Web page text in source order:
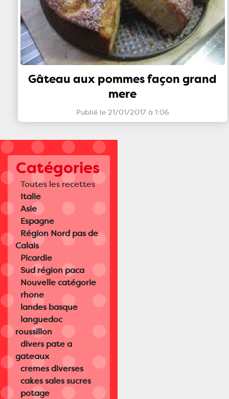
Catégories
Toutes les recettes
Italie
Asie
Espagne
Région Nord pas de
Calais
Picardie
Sud région paca
Nouvelle catégorie
rhone
landes basque
languedoc
roussillon
divers pate a
gateaux
cremes diverses
cakes sales sucres
potage
Gâteau aux pommes façon grand
mere
Publié le 21/01/2017 à 1:06